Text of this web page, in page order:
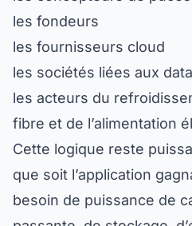
les fondeurs
les fournisseurs cloud
les sociétés liées aux
les acteurs du
fibre et de l’alimentation
Cette logique reste
que soit l’application
besoin de puissance de
passante, de stockage,